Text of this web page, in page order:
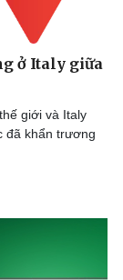
ở Italy giữa
giới và Italy
đã khẩn trương